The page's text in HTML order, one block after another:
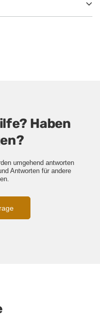
Haben
umgehend antworten
Antworten für andere